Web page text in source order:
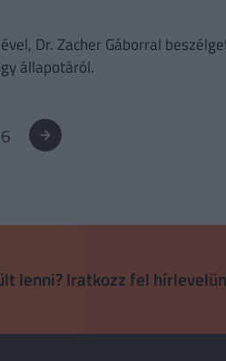
Dr. Zacher Gáborral
állapotáról.
6
lenni? Iratkozz fel